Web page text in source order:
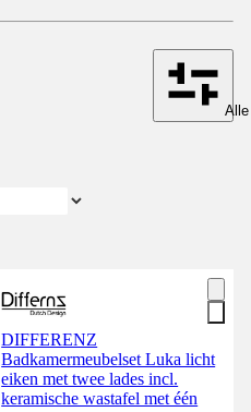
DIFFERENZ
Badkamermeubelset Luka licht
eiken met twee lades incl.
keramische wastafel met één